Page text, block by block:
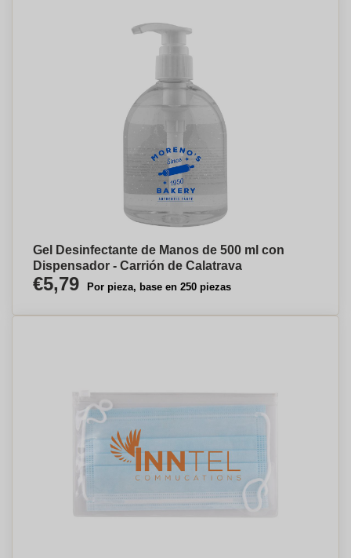
Gel Desinfectante de Manos de 500 ml con
Dispensador - Carrión de Calatrava
€5,79 Por pieza, base en 250 piezas